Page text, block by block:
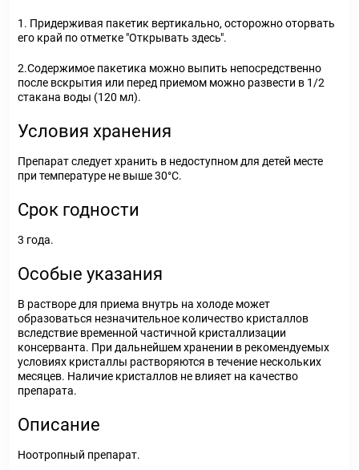
1. Придерживая пакетик вертикально, осторожно оторвать
его край по отметке "Открывать здесь".
2.Содержимое пакетика можно выпить непосредственно
после вскрытия или перед приемом можно развести в 1/2
стакана воды (120 мл).
Условия хранения
Препарат следует хранить в недоступном для детей месте
при температуре не выше 30°С.
Срок годности
3 года.
Особые указания
В растворе для приема внутрь на холоде может
образоваться незначительное количество кристаллов
вследствие временной частичной кристаллизации
консерванта. При дальнейшем хранении в рекомендуемых
условиях кристаллы растворяются в течение нескольких
месяцев. Наличие кристаллов не влияет на качество
препарата.
Описание
Ноотропный препарат.